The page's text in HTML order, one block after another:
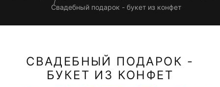
Свадебный подарок - букет из конфет
СВАДЕБНЫЙ ПОДАРОК -
БУКЕТ ИЗ КОНФЕТ